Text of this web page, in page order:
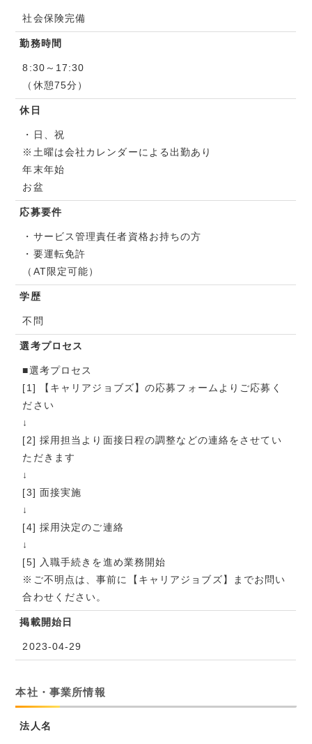
社会保険完備
勤務時間
8:30～17:30
（休憩75分）
休日
・日、祝
※土曜は会社カレンダーによる出勤あり
年末年始
お盆
応募要件
・サービス管理責任者資格お持ちの方
・要運転免許
（AT限定可能）
学歴
不問
選考プロセス
■選考プロセス
[1] 【キャリアジョブズ】の応募フォームよりご応募く
ださい
↓
[2] 採用担当より面接日程の調整などの連絡をさせてい
ただきます
↓
[3] 面接実施
↓
[4] 採用決定のご連絡
↓
[5] 入職手続きを進め業務開始
※ご不明点は、事前に【キャリアジョブズ】までお問い
合わせください。
掲載開始日
2023-04-29
本社・事業所情報
法人名